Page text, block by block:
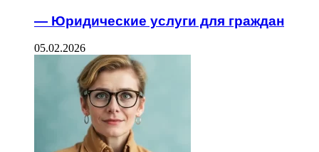
— Юридические услуги для граждан
05.02.2026